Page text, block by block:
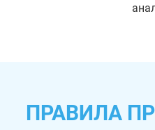
ПРАВИЛА